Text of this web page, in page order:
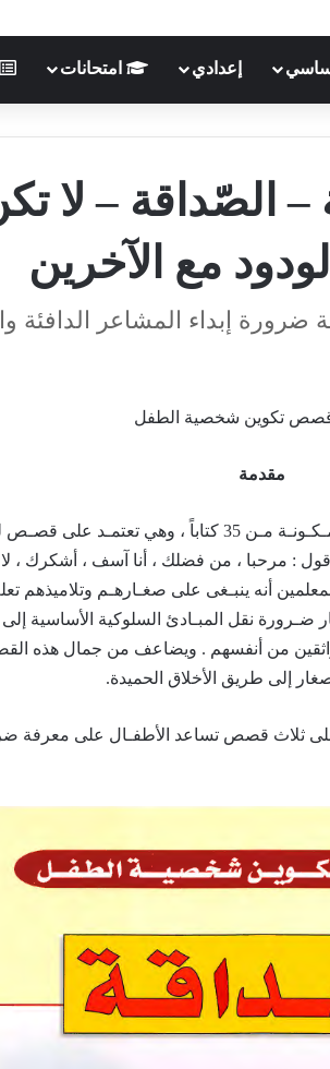
إعدادي امتحانات
– لا تكن
مع الآخرين
إبداء المشاعر الدافئة
تكوين شخصية الطفل
مقدمة
إن هـذه السلسلة ـ قصـص تكوين شخصيـة الطـفـل ـ مـكـونـة مـن 35
: مرحبا ، من فضلك ، أنا آسف ، أشكرك ،
أنه ينبـغى على صغـارهـم وتلاميذهم
ضـرورة نقل المبـادئ السلوكية الأساسية
من أنفسهم . ويضاعف من جمال هذه
إلى طريق الأخلاق الحميدة.
ثلاث قصص تساعد الأطفـال على معرفة